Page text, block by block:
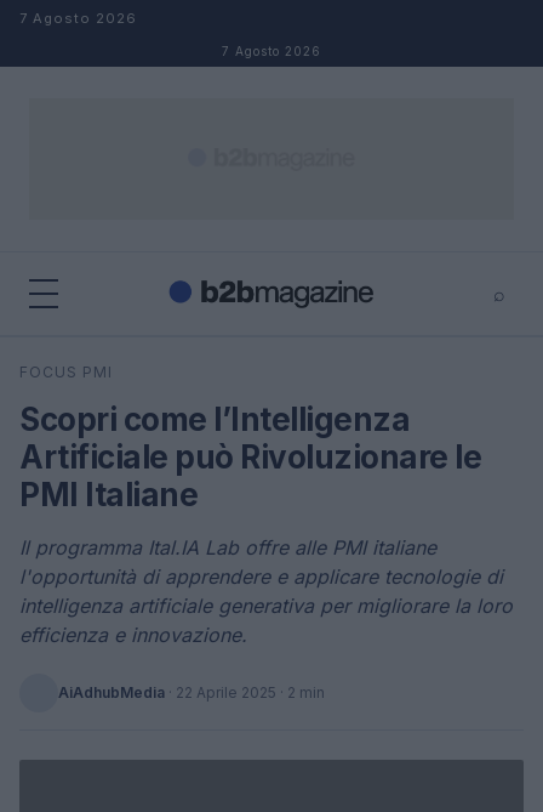
Salta al contenuto
7 Agosto 2026
7 Agosto 2026
⌕
Cerca
FOCUS PMI
Scopri come l’Intelligenza
Artificiale può Rivoluzionare le
PMI Italiane
Il programma Ital.IA Lab offre alle PMI italiane
l'opportunità di apprendere e applicare tecnologie di
intelligenza artificiale generativa per migliorare la loro
efficienza e innovazione.
AiAdhubMedia · 22 Aprile 2025 · 2 min